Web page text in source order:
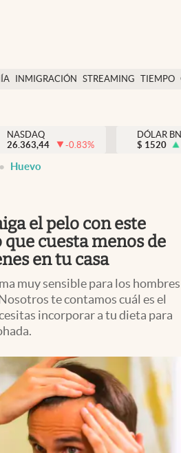
INMIGRACIÓN STREAMING TIEMPO
México
NASDAQ
26.363,44
-0.83%
DÓLAR
$ 1520
Huevo
el pelo con este
cuesta menos de
en tu casa
muy sensible para los hombres
te contamos cuál es el
incorporar a tu dieta para